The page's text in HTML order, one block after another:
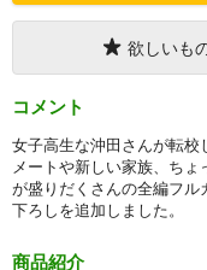
欲しいも
コメント
女子高生な沖田さんが転校
メートや新しい家族、ち
が盛りだくさんの全編フル
下ろしを追加しました。
商品紹介